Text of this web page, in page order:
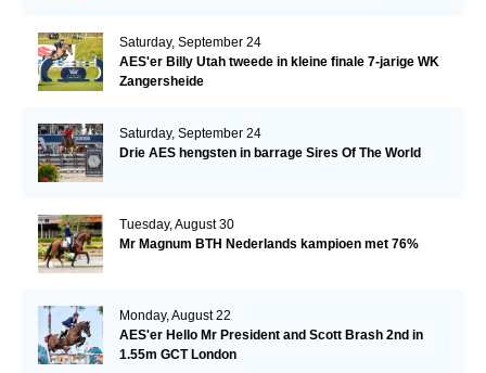
Saturday, September 24
AES'er Billy Utah tweede in kleine finale 7-jarige WK
Zangersheide
Saturday, September 24
Drie AES hengsten in barrage Sires Of The World
Tuesday, August 30
Mr Magnum BTH Nederlands kampioen met 76%
Monday, August 22
AES'er Hello Mr President and Scott Brash 2nd in
1.55m GCT London